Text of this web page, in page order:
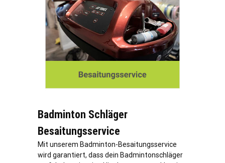
Badminton Schläger
Besaitungsservice
Mit unserem Badminton-Besaitungsservice
wird garantiert, dass dein Badmintonschläger